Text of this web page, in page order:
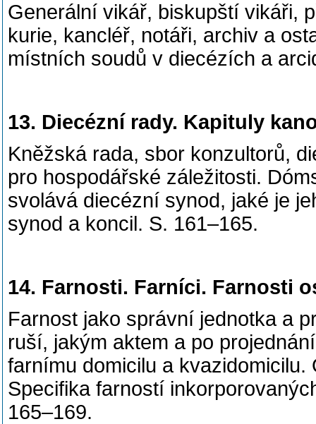
Generální vikář, biskupští vikáři,
kurie, kancléř, notáři, archiv a
místních soudů v diecézích a
13. Diecézní rady. Kapituly
Kněžská rada, sbor konzultorů,
pro hospodářské záležitosti.
svolává diecézní synod, jaké je
synod a koncil. S. 161–165.
14. Farnosti. Farníci. Farnosti
Farnost jako správní jednotka a
ruší, jakým aktem a po
farnímu domicilu a
Specifika farností
165–169.